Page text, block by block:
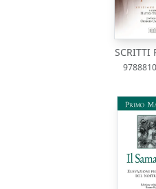
SCRITTI